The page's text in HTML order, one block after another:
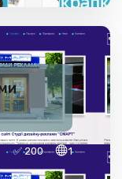
✅ 200 1